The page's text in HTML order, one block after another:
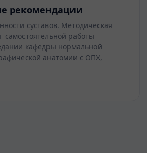
рекомендации
суставов. Методическая
самостоятельной работы
кафедры нормальной
анатомии с ОПХ,